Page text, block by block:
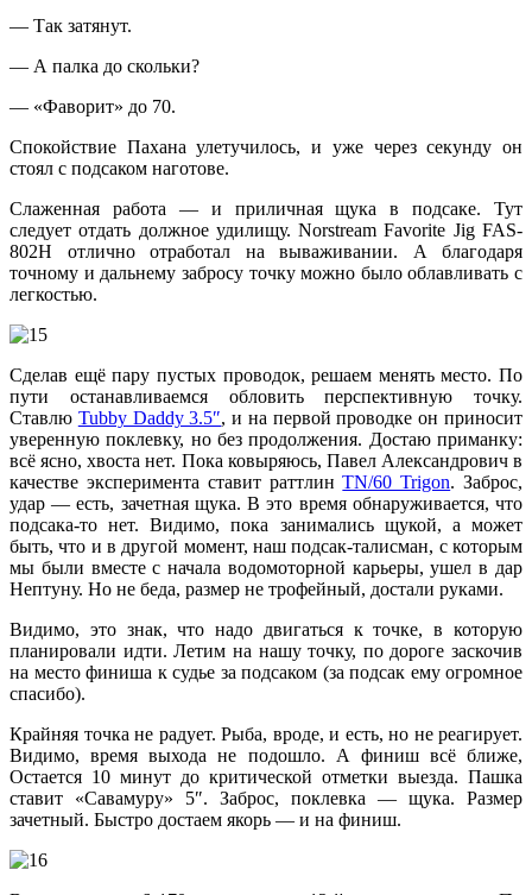
— Так затянут.
— А палка до скольки?
— «Фаворит» до 70.
Спокойствие Пахана улетучилось, и уже через секунду он
стоял с подсаком наготове.
Слаженная работа — и приличная щука в подсаке. Тут
следует отдать должное удилищу. Norstream Favorite Jig FAS-
802H отлично отработал на вываживании. А благодаря
точному и дальнему забросу точку можно было облавливать с
легкостью.
Сделав ещё пару пустых проводок, решаем менять место. По
пути останавливаемся обловить перспективную точку.
Ставлю Tubby Daddy 3.5″, и на первой проводке он приносит
уверенную поклевку, но без продолжения. Достаю приманку:
всё ясно, хвоста нет. Пока ковыряюсь, Павел Александрович в
качестве эксперимента ставит раттлинTN/60 Trigon. Заброс,
удар — есть, зачетная щука. В это время обнаруживается, что
подсака-то нет. Видимо, пока занимались щукой, а может
быть, что и в другой момент, наш подсак-талисман, с которым
мы были вместе с начала водомоторной карьеры, ушел в дар
Нептуну. Но не беда, размер не трофейный, достали руками.
Видимо, это знак, что надо двигаться к точке, в которую
планировали идти. Летим на нашу точку, по дороге заскочив
на место финиша к судье за подсаком (за подсак ему огромное
спасибо).
Крайняя точка не радует. Рыба, вроде, и есть, но не реагирует.
Видимо, время выхода не подошло. А финиш всё ближе,
Остается 10 минут до критической отметки выезда. Пашка
ставит «Савамуру» 5″. Заброс, поклевка — щука. Размер
зачетный. Быстро достаем якорь — и на финиш.